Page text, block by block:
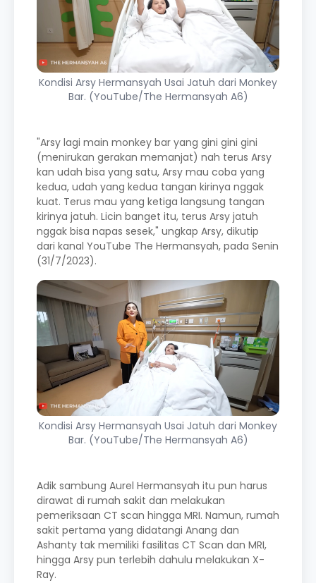
Kondisi Arsy Hermansyah Usai Jatuh dari Monkey
Bar. (YouTube/The Hermansyah A6)
"Arsy lagi main monkey bar yang gini gini gini
(menirukan gerakan memanjat) nah terus Arsy
kan udah bisa yang satu, Arsy mau coba yang
kedua, udah yang kedua tangan kirinya nggak
kuat. Terus mau yang ketiga langsung tangan
kirinya jatuh. Licin banget itu, terus Arsy jatuh
nggak bisa napas sesek," ungkap Arsy, dikutip
dari kanal YouTube The Hermansyah, pada Senin
(31/7/2023).
Kondisi Arsy Hermansyah Usai Jatuh dari Monkey
Bar. (YouTube/The Hermansyah A6)
Adik sambung Aurel Hermansyah itu pun harus
dirawat di rumah sakit dan melakukan
pemeriksaan CT scan hingga MRI. Namun, rumah
sakit pertama yang didatangi Anang dan
Ashanty tak memiliki fasilitas CT Scan dan MRI,
hingga Arsy pun terlebih dahulu melakukan X-
Ray.